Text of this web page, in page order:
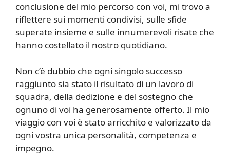
conclusione del mio percorso con voi, mi trovo a
riflettere sui momenti condivisi, sulle sfide
superate insieme e sulle innumerevoli risate che
hanno costellato il nostro quotidiano.
Non c’è dubbio che ogni singolo successo
raggiunto sia stato il risultato di un lavoro di
squadra, della dedizione e del sostegno che
ognuno di voi ha generosamente offerto. Il mio
viaggio con voi è stato arricchito e valorizzato da
ogni vostra unica personalità, competenza e
impegno.